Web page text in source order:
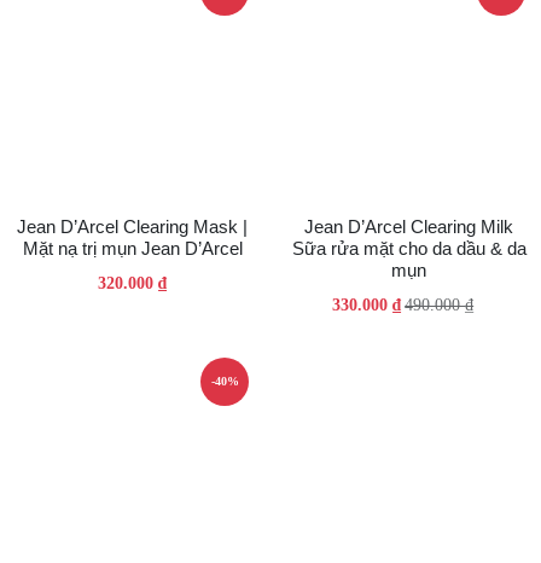
Jean D’Arcel Clearing Mask |
Mặt nạ trị mụn Jean D’Arcel
320.000 ₫
Jean D’Arcel Clearing Milk
Sữa rửa mặt cho da dầu & da
mụn
490.000₫
Giá
330.000 ₫ Giá
-40%